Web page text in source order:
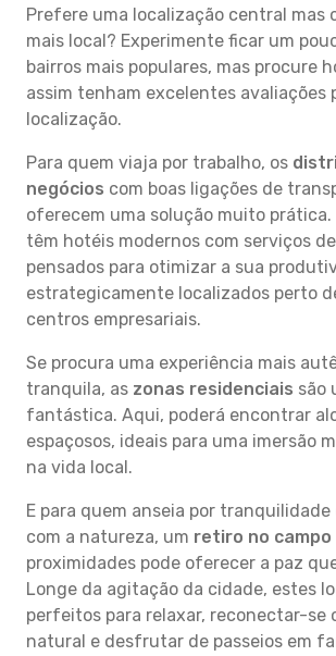
Prefere uma localização central mas
mais local? Experimente ficar um
bairros mais populares, mas procure
assim tenham excelentes avaliações
localização.
Para quem viaja por trabalho, os
negócios com boas ligações de
oferecem uma solução muito prática.
têm hotéis modernos com serviços
pensados para otimizar a sua
estrategicamente localizados perto
centros empresariais.
Se procura uma experiência mais
tranquila, as zonas residenciais são
fantástica. Aqui, poderá encontrar
espaçosos, ideais para uma imersão
na vida local.
E para quem anseia por
com a natureza, um retiro no campo
proximidades pode oferecer a paz
Longe da agitação da cidade, estes
perfeitos para relaxar, reconectar-se
natural e desfrutar de passeios em